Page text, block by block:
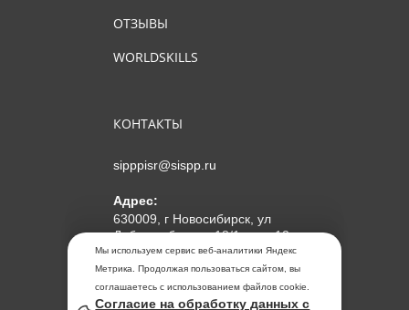
Мы используем сервис веб-аналитики Яндекс
Метрика. Продолжая пользоваться сайтом, вы
соглашаетесь с использованием файлов cookie.
Согласие на обработку данных с
ОТЗЫВЫ
WORLDSKILLS
КОНТАКТЫ
sipppisr@sispp.ru
Адрес:
630009, г Новосибирск, ул
Добролюбова, д 18/1, пом 12
АНО ДПО "МИПКП"
ИНН5405963859
ОГРН 1155476104354